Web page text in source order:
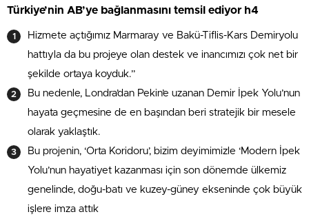
Türkiye’nin AB’ye bağlanmasını temsil ediyor h4
Hizmete açtığımız Marmaray ve Bakü-Tiflis-Kars Demiryolu
hattıyla da bu projeye olan destek ve inancımızı çok net bir
şekilde ortaya koyduk.”
Bu nedenle, Londra’dan Pekin’e uzanan Demir İpek Yolu’nun
hayata geçmesine de en başından beri stratejik bir mesele
olarak yaklaştık.
Bu projenin, ‘Orta Koridoru’, bizim deyimimizle ‘Modern İpek
Yolu’nun hayatiyet kazanması için son dönemde ülkemiz
genelinde, doğu-batı ve kuzey-güney ekseninde çok büyük
işlere imza attık